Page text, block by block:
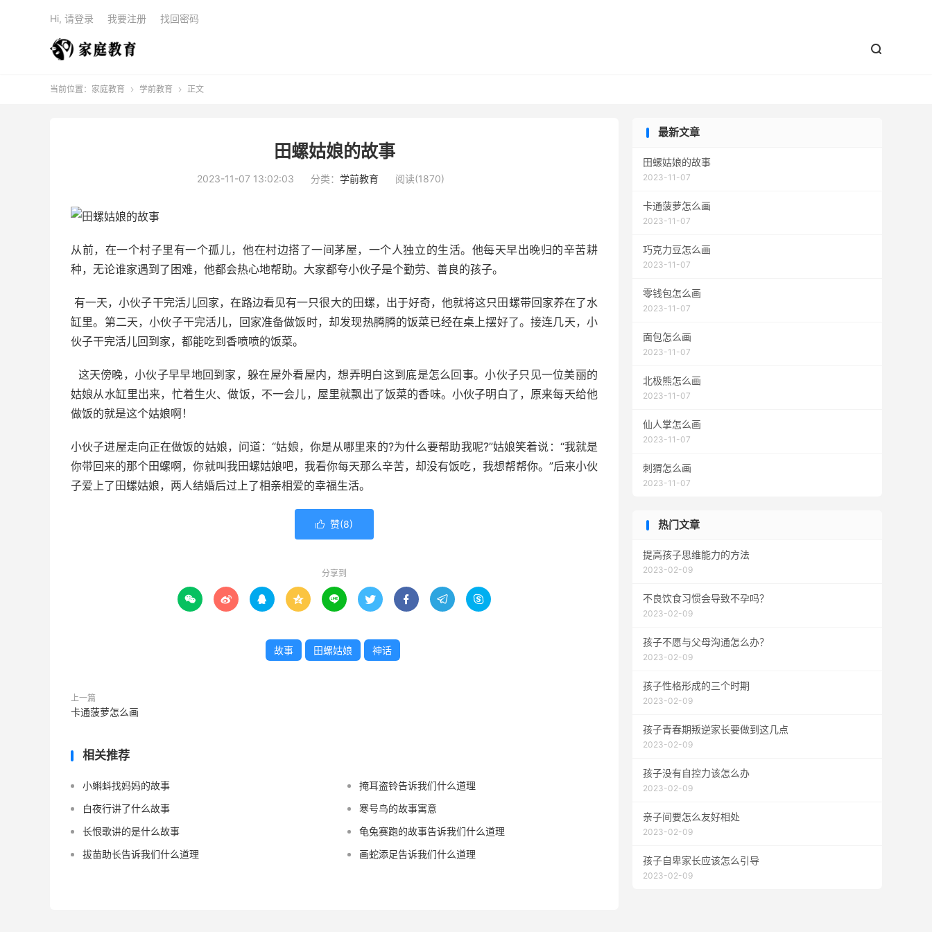

Hi, 请登录 我要注册 找回密码
当前位置： 家庭教育  学前教育  正文
田螺姑娘的故事
2023-11-07 13:02:03 分类： 学前教育 阅读(1870)
从前，在一个村子里有一个孤儿，他在村边搭了一间茅屋，一个人独立的生活。他每天早出晚归的辛苦耕
种，无论谁家遇到了困难，他都会热心地帮助。大家都夸小伙子是个勤劳、善良的孩子。
有一天，小伙子干完活儿回家，在路边看见有一只很大的田螺，出于好奇，他就将这只田螺带回家养在了水
缸里。第二天，小伙子干完活儿，回家准备做饭时，却发现热腾腾的饭菜已经在桌上摆好了。接连几天，小
伙子干完活儿回到家，都能吃到香喷喷的饭菜。
这天傍晚，小伙子早早地回到家，躲在屋外看屋内，想弄明白这到底是怎么回事。小伙子只见一位美丽的
姑娘从水缸里出来，忙着生火、做饭，不一会儿，屋里就飘出了饭菜的香味。小伙子明白了，原来每天给他
做饭的就是这个姑娘啊！
小伙子进屋走向正在做饭的姑娘，问道：“姑娘，你是从哪里来的?为什么要帮助我呢?”姑娘笑着说：“我就是
你带回来的那个田螺啊，你就叫我田螺姑娘吧，我看你每天那么辛苦，却没有饭吃，我想帮帮你。”后来小伙
子爱上了田螺姑娘，两人结婚后过上了相亲相爱的幸福生活。
 赞(8)
分享到
        
故事 田螺姑娘 神话
上一篇
卡通菠萝怎么画
相关推荐
小蝌蚪找妈妈的故事
掩耳盗铃告诉我们什么道理
白夜行讲了什么故事
寒号鸟的故事寓意
长恨歌讲的是什么故事
龟兔赛跑的故事告诉我们什么道理
拔苗助长告诉我们什么道理
画蛇添足告诉我们什么道理
最新文章
田螺姑娘的故事
2023-11-07
卡通菠萝怎么画
2023-11-07
巧克力豆怎么画
2023-11-07
零钱包怎么画
2023-11-07
面包怎么画
2023-11-07
北极熊怎么画
2023-11-07
仙人掌怎么画
2023-11-07
刺猬怎么画
2023-11-07
热门文章
提高孩子思维能力的方法
2023-02-09
不良饮食习惯会导致不孕吗？
2023-02-09
孩子不愿与父母沟通怎么办？
2023-02-09
孩子性格形成的三个时期
2023-02-09
孩子青春期叛逆家长要做到这几点
2023-02-09
孩子没有自控力该怎么办
2023-02-09
亲子间要怎么友好相处
2023-02-09
孩子自卑家长应该怎么引导
2023-02-09